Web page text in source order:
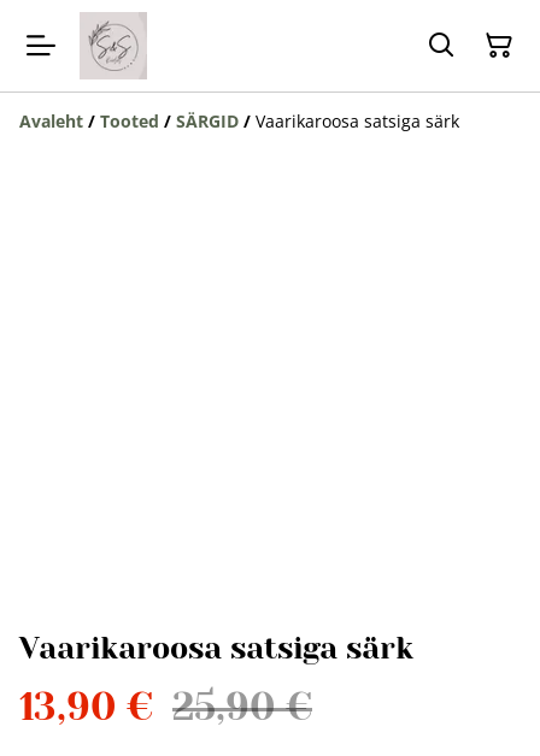
Avaleht / Tooted / SÄRGID / Vaarikaroosa satsiga särk
Vaarikaroosa satsiga särk
13,90 € 25,90 €